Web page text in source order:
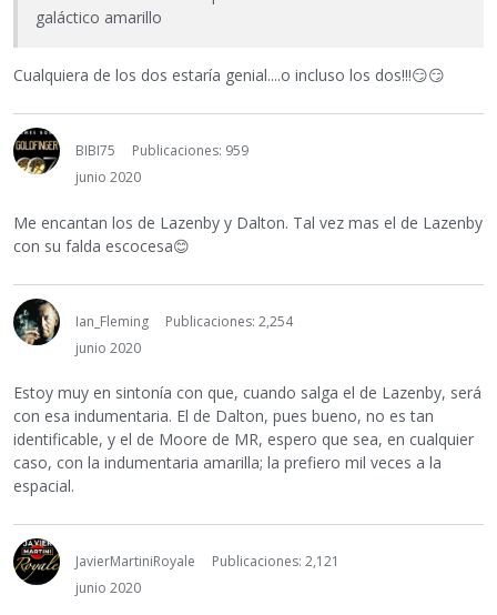
galáctico amarillo
Cualquiera de los dos estaría genial....o incluso los dos!!!😏😏
BIBI75
Publicaciones: 959
junio 2020
Me encantan los de Lazenby y Dalton. Tal vez mas el de Lazenby
con su falda escocesa😊
Ian_Fleming
Publicaciones: 2,254
junio 2020
Estoy muy en sintonía con que, cuando salga el de Lazenby, será
con esa indumentaria. El de Dalton, pues bueno, no es tan
identificable, y el de Moore de MR, espero que sea, en cualquier
caso, con la indumentaria amarilla; la prefiero mil veces a la
espacial.
JavierMartiniRoyale
Publicaciones: 2,121
junio 2020